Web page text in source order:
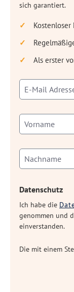
sich garantiert.
Als erster
Datenschutz
Ich habe die
genommen und
einverstanden.
Die mit einem